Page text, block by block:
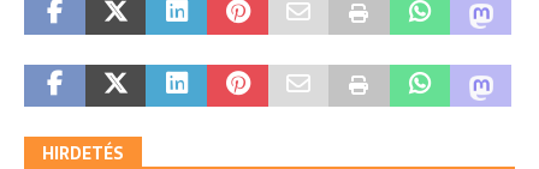
HIRDETÉS